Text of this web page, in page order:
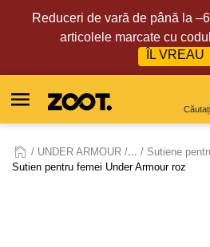
Reduceri de vară de până la
articolele marcate cu
ÎL VREAU
Căutați
UNDER ARMOUR ... Sutiene
Sutien pentru femei Under Armour roz